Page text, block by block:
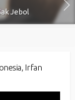
Jebol
Irfan